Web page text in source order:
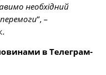
необхідний
“, –
в Телеграм-